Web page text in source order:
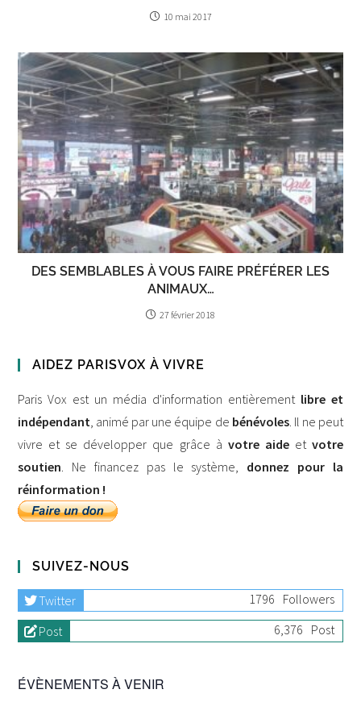
10 mai 2017
DES SEMBLABLES À VOUS FAIRE PRÉFÉRER LES
ANIMAUX…
27 février 2018
AIDEZ PARISVOX À VIVRE
Paris Vox est un média d'information entièrement libre et
indépendant, animé par une équipe de bénévoles. Il ne peut
vivre et se développer que grâce à votre aideet votre
soutien. Ne financez pas le système, donnez pour la
réinformation !
SUIVEZ-NOUS
Twitter 1796 Followers
Post
6,376 Post
ÉVÈNEMENTS À VENIR